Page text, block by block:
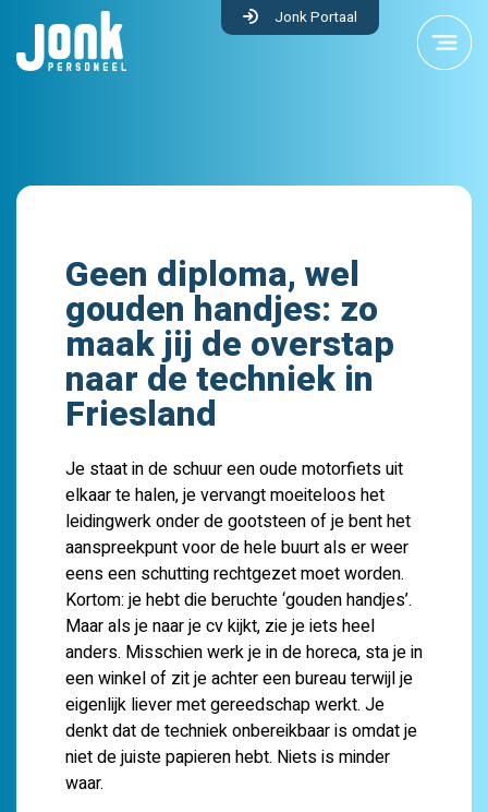
Jonk Portaal
Geen diploma, wel
gouden handjes: zo
maak jij de overstap
naar de techniek in
Friesland
Je staat in de schuur een oude motorfiets uit
elkaar te halen, je vervangt moeiteloos het
leidingwerk onder de gootsteen of je bent het
aanspreekpunt voor de hele buurt als er weer
eens een schutting rechtgezet moet worden.
Kortom: je hebt die beruchte ‘gouden handjes’.
Maar als je naar je cv kijkt, zie je iets heel
anders. Misschien werk je in de horeca, sta je in
een winkel of zit je achter een bureau terwijl je
eigenlijk liever met gereedschap werkt. Je
denkt dat de techniek onbereikbaar is omdat je
niet de juiste papieren hebt. Niets is minder
waar.